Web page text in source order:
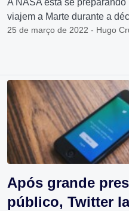
A NASA está se
viajem a Marte durante a
25 de março de 2022 - Hugo
Após grande
público, Twitter